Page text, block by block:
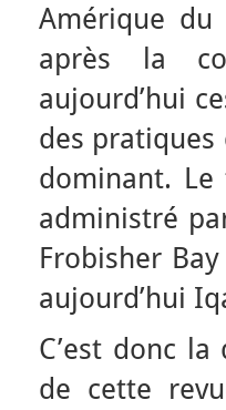
Amérique du
après la
aujourd’hui
des
dominant.
administré
Frobisher
aujourd’hui
C’est donc
de cette